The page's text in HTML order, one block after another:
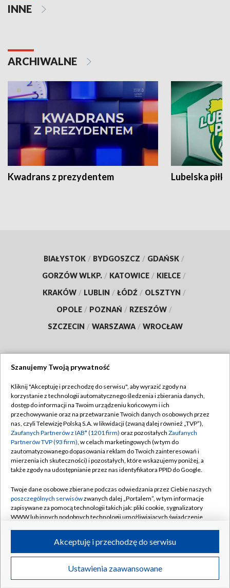
INNE
ARCHIWALNE
Kwadrans z prezydentem Lubelska piłka
BIAŁYSTOK / BYDGOSZCZ / GDAŃSK /
GORZÓW WLKP. / KATOWICE / KIELCE /
KRAKÓW / LUBLIN / ŁÓDŹ / OLSZTYN /
OPOLE / POZNAŃ / RZESZÓW /
SZCZECIN / WARSZAWA / WROCŁAW
TVP
Abonament TVP
Emisja w TVP
Centrum informacji TVP
Naziemna Telewizja Cyfrowa
Rada Programowa
System NOS
Informacje o nadawcy
Program dla prasy
Ogłoszenie przetargowe
Regulamin TVP
Polityka prywatności
Moje zgody
Pomoc
Kontakt
Kanały
©2026 Telewizja Polska S.A. w likwidacji
Szanujemy Twoją prywatność
Kliknij "Akceptuję i przechodzę do serwisu", aby wyrazić zgody na
korzystanie z technologii automatycznego śledzenia i zbierania danych,
dostęp do informacji na Twoim urządzeniu końcowym i ich
przechowywanie oraz na przetwarzanie Twoich danych osobowych przez
nas, czyli Telewizję Polską S.A. w likwidacji (zwaną dalej również „TVP”),
Zaufanych Partnerów z IAB* (1201 firm) oraz pozostałych Zaufanych
Partnerów TVP (93 firm), w celach marketingowych (w tym do
zautomatyzowanego dopasowania reklam do Twoich zainteresowań i
mierzenia ich skuteczności) i pozostałych, które wskazujemy poniżej, a
także zgody na udostępnianie przez nas identyfikatora PPID do Google.
Twoje dane osobowe zbierane podczas odwiedzania przez Ciebie naszych
poszczególnych serwisówzwanych dalej „Portalem”, w tym informacje
zapisywane za pomocą technologii takich jak: pliki cookie, sygnalizatory
WWW lub innych podobnych technologii umożliwiających świadczenie
ruchu w Internecie.
Twoje dane osobowe zbierane podczas odwiedzania przez Ciebie
poszczególnych serwisówna Portalu, takie jak adresy IP, identyfikatory
Ustawienia zaawansowane
Akceptuję i przechodzę do serwisu